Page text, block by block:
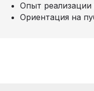
Опыт
Ориентация на